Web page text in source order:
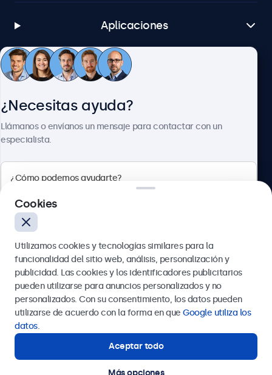
Aplicaciones
Atención al cliente
4.8/5 la valoración de 5000+ empresas
Español
¿Necesitas ayuda?
Llámanos o envíanos un mensaje para contactar con un
especialista.
Enviar
Estamos aquí para ayudarte.
Cookies
Utilizamos cookies y tecnologías similares para la
funcionalidad del sitio web, análisis, personalización y
publicidad. Las cookies y los identificadores publicitarios
pueden utilizarse para anuncios personalizados y no
personalizados. Con su consentimiento, los datos pueden
utilizarse de acuerdo con la forma en que Google utiliza los
datos.
Aceptar todo
Más opciones